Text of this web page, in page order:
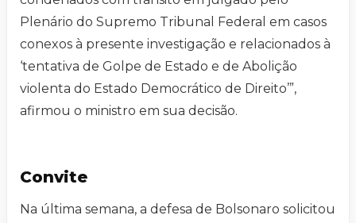
Plenário do Supremo Tribunal Federal em casos
conexos à presente investigação e relacionados à
‘tentativa de Golpe de Estado e de Abolição
violenta do Estado Democrático de Direito’”,
afirmou o ministro em sua decisão.
Convite
Na última semana, a defesa de Bolsonaro solicitou